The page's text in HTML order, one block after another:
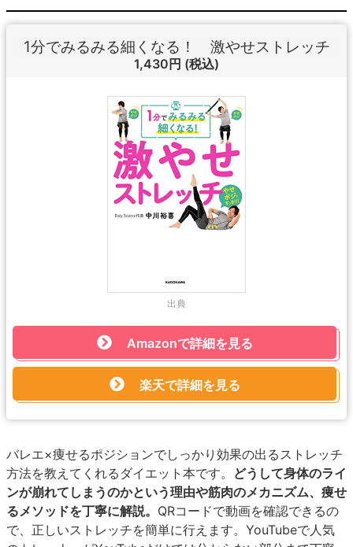
1分でみるみる細くなる！ 激やせストレッチ
1,430円 (税込)
出典
Amazonで詳細を見る
楽天で詳細を見る
バレエ×痩せるポジションでしっかり効果の出るストレッチ
方法を教えてくれるダイエット本です。 どうして身体のライ
ンが崩れてしまうのかという理由や筋肉のメカニズム、痩せ
るメソッドを丁寧に解説。 QRコードで動画を確認できるの
で、正しいストレッチを簡単に行えます。YouTubeで人気